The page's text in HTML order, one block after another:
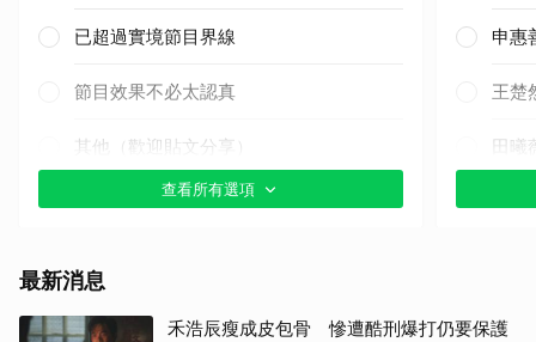
已超過實境節目界線
節目效果不必太認真
其他（歡迎貼文分享）
查看所有選項
申惠
王楚
田曦
最新消息
禾浩辰瘦成皮包骨 慘遭酷刑爆打仍要保護